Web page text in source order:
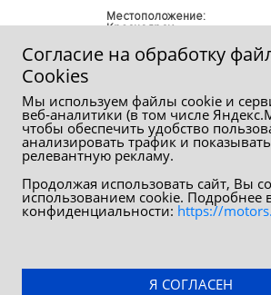
Местоположение:
Красноярск
Год выпуска: 2020
Согласие на обработку
Сookies
Мы используем файлы cookie и
веб‑аналитики (в том числе
чтобы обеспечить удобство
анализировать трафик и показывать
релевантную рекламу.
Продолжая использовать сайт, Вы
использованием cookie. Подробнее
конфиденциальности: https://
Я СОГЛАСЕН